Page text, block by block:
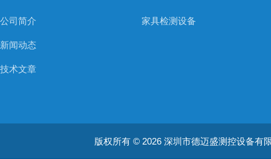
公司简介
新闻动态
技术文章
家具检测设备
版权所有 © 2026 深圳市德迈盛测控设备